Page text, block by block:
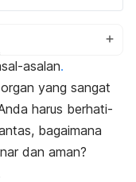
asalan.
yang sangat
harus berhati-
bagaimana
dan aman?